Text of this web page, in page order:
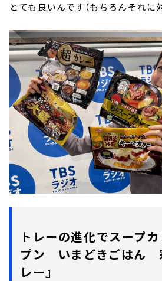
とても良いんです（もちろんそれに
トレーの進化でスープ
プン いまどきごはん
レー』